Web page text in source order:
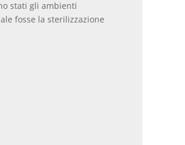
stati gli ambienti
fosse la sterilizzazione